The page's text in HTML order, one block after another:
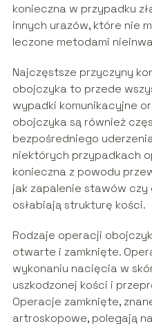
konieczna w przypadku
innych urazów, które nie
leczone metodami
Najczęstsze przyczyny
obojczyka to przede
wypadki komunikacyjne
obojczyka są również
bezpośredniego
niektórych przypadkach
konieczna z powodu
jak zapalenie stawów
osłabiają strukturę kości.
Rodzaje operacji
otwarte i zamknięte.
wykonaniu nacięcia w
uszkodzonej kości i
Operacje zamknięte,
artroskopowe, polegają